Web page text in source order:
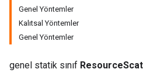
Genel Yöntemler
Kalıtsal Yöntemler
Genel Yöntemler
genel statik sınıf